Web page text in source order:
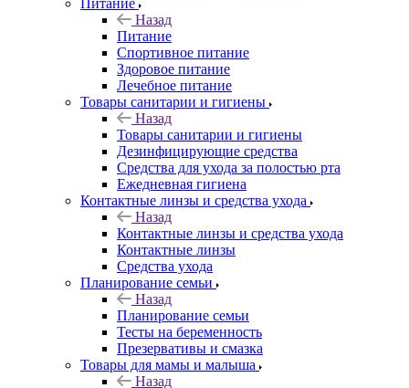
Питание
Назад
Питание
Спортивное питание
Здоровое питание
Лечебное питание
Товары санитарии и гигиены
Назад
Товары санитарии и гигиены
Дезинфицирующие средства
Средства для ухода за полостью рта
Ежедневная гигиена
Контактные линзы и средства ухода
Назад
Контактные линзы и средства ухода
Контактные линзы
Средства ухода
Планирование семьи
Назад
Планирование семьи
Тесты на беременность
Презервативы и смазка
Товары для мамы и малыша
Назад